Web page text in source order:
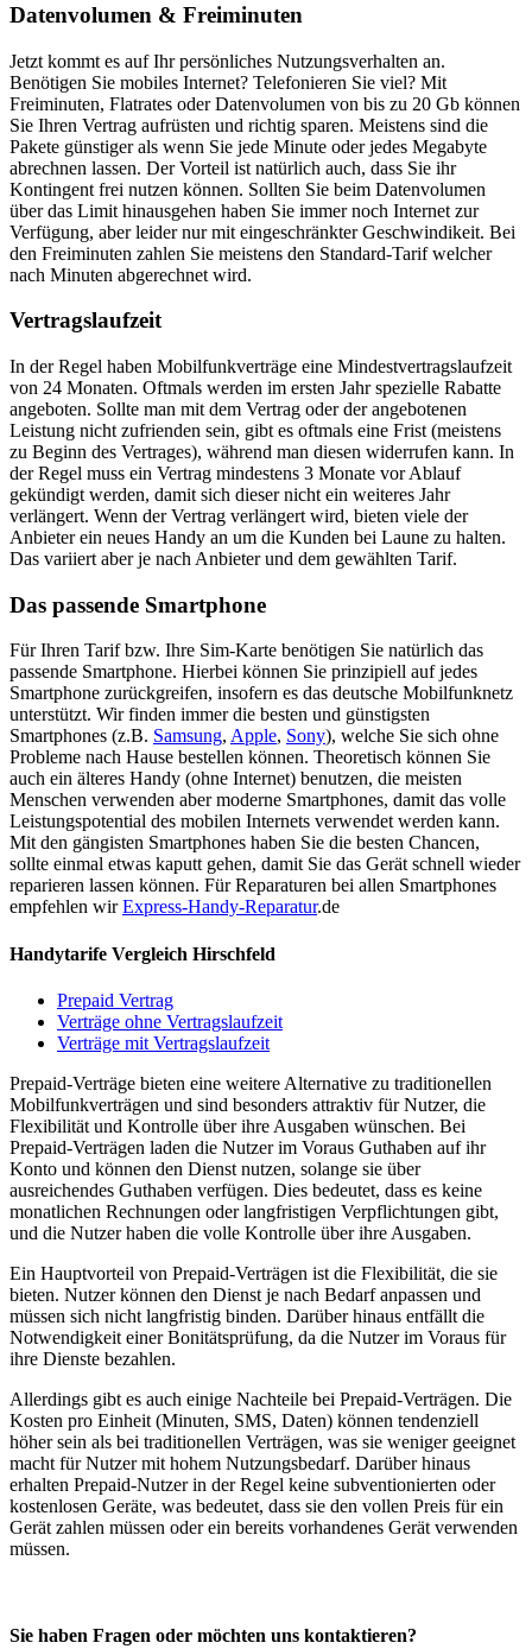
Datenvolumen & Freiminuten
Jetzt kommt es auf Ihr persönliches Nutzungsverhalten an.
Benötigen Sie mobiles Internet? Telefonieren Sie viel? Mit
Freiminuten, Flatrates oder Datenvolumen von bis zu 20 Gb können
Sie Ihren Vertrag aufrüsten und richtig sparen. Meistens sind die
Pakete günstiger als wenn Sie jede Minute oder jedes Megabyte
abrechnen lassen. Der Vorteil ist natürlich auch, dass Sie ihr
Kontingent frei nutzen können. Sollten Sie beim Datenvolumen
über das Limit hinausgehen haben Sie immer noch Internet zur
Verfügung, aber leider nur mit eingeschränkter Geschwindikeit. Bei
den Freiminuten zahlen Sie meistens den Standard-Tarif welcher
nach Minuten abgerechnet wird.
Vertragslaufzeit
In der Regel haben Mobilfunkverträge eine Mindestvertragslaufzeit
von 24 Monaten. Oftmals werden im ersten Jahr spezielle Rabatte
angeboten. Sollte man mit dem Vertrag oder der angebotenen
Leistung nicht zufrienden sein, gibt es oftmals eine Frist (meistens
zu Beginn des Vertrages), während man diesen widerrufen kann. In
der Regel muss ein Vertrag mindestens 3 Monate vor Ablauf
gekündigt werden, damit sich dieser nicht ein weiteres Jahr
verlängert. Wenn der Vertrag verlängert wird, bieten viele der
Anbieter ein neues Handy an um die Kunden bei Laune zu halten.
Das variiert aber je nach Anbieter und dem gewählten Tarif.
Das passende Smartphone
Für Ihren Tarif bzw. Ihre Sim-Karte benötigen Sie natürlich das
passende Smartphone. Hierbei können Sie prinzipiell auf jedes
Smartphone zurückgreifen, insofern es das deutsche Mobilfunknetz
unterstützt. Wir finden immer die besten und günstigsten
Smartphones (z.B. Samsung, Apple, Sony), welche Sie sich ohne
Probleme nach Hause bestellen können. Theoretisch können Sie
auch ein älteres Handy (ohne Internet) benutzen, die meisten
Menschen verwenden aber moderne Smartphones, damit das volle
Leistungspotential des mobilen Internets verwendet werden kann.
Mit den gängisten Smartphones haben Sie die besten Chancen,
sollte einmal etwas kaputt gehen, damit Sie das Gerät schnell wieder
reparieren lassen können. Für Reparaturen bei allen Smartphones
empfehlen wirExpress-Handy-Reparatur.de
Handytarife Vergleich Hirschfeld
Prepaid Vertrag
Verträge ohne Vertragslaufzeit
Verträge mit Vertragslaufzeit
Prepaid-Verträge bieten eine weitere Alternative zu traditionellen
Mobilfunkverträgen und sind besonders attraktiv für Nutzer, die
Flexibilität und Kontrolle über ihre Ausgaben wünschen. Bei
Prepaid-Verträgen laden die Nutzer im Voraus Guthaben auf ihr
Konto und können den Dienst nutzen, solange sie über
ausreichendes Guthaben verfügen. Dies bedeutet, dass es keine
monatlichen Rechnungen oder langfristigen Verpflichtungen gibt,
und die Nutzer haben die volle Kontrolle über ihre Ausgaben.
Ein Hauptvorteil von Prepaid-Verträgen ist die Flexibilität, die sie
bieten. Nutzer können den Dienst je nach Bedarf anpassen und
müssen sich nicht langfristig binden. Darüber hinaus entfällt die
Notwendigkeit einer Bonitätsprüfung, da die Nutzer im Voraus für
ihre Dienste bezahlen.
Allerdings gibt es auch einige Nachteile bei Prepaid-Verträgen. Die
Kosten pro Einheit (Minuten, SMS, Daten) können tendenziell
höher sein als bei traditionellen Verträgen, was sie weniger geeignet
macht für Nutzer mit hohem Nutzungsbedarf. Darüber hinaus
erhalten Prepaid-Nutzer in der Regel keine subventionierten oder
kostenlosen Geräte, was bedeutet, dass sie den vollen Preis für ein
Gerät zahlen müssen oder ein bereits vorhandenes Gerät verwenden
müssen.
Sie haben Fragen oder möchten uns kontaktieren?